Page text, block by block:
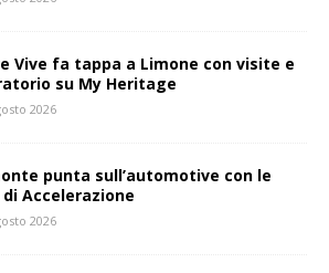
Vive fa tappa a Limone con visite e
su My Heritage
2026
punta sull’automotive con le
Accelerazione
2026